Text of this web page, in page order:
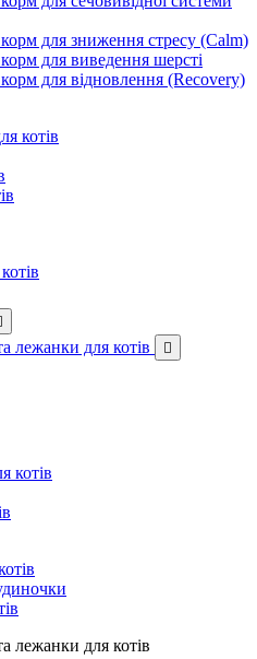
для зниження стресу (Calm)
для виведення шерсті
для відновлення (Recovery)
котів
лежанки для котів 
котів
лежанки для котів